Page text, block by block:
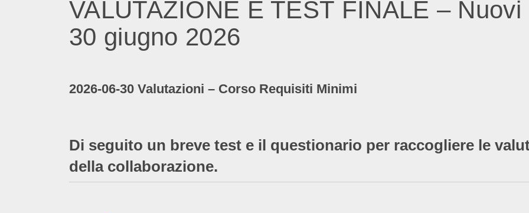
VALUTAZIONE E TEST FINALE –
30 giugno 2026
2026-06-30 Valutazioni – Corso Requisiti Minimi
Di seguito un breve test e il questionario per raccogliere le
della collaborazione.